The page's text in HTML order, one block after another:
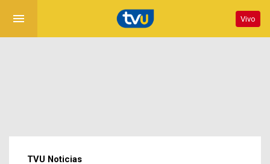
menu Vivo
TVU Noticias